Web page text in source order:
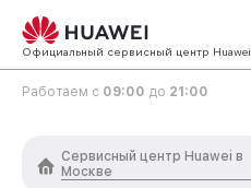
Официальный сервисный центр Huawei
Работаем с 09:00 до 21:00
Сервисный центр Huawei в
Москве